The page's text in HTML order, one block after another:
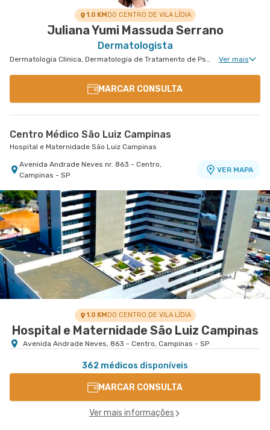
1.0 KMDO CENTRO DE VILA LÍDIA
Juliana Yumi Massuda Serrano
Dermatologista
Dermatologia Clinica, Dermatologia de Tratamento de Psoríase, Dermatologia Tratamento de Dermatite Atópica, Dermatologiatratamento de Urticária Crônica, Dermatologia de Tratamento de Hidradenite Ver mais
MARCAR CONSULTA
Centro Médico São Luiz Campinas
Hospital e Maternidade São Luiz Campinas
Avenida Andrade Neves nr. 863 - Centro,
Campinas - SP
VER MAPA
1.0 KMDO CENTRO DE VILA LÍDIA
Hospital e Maternidade São Luiz Campinas
Avenida Andrade Neves, 863 - Centro, Campinas - SP
362 médicos disponíveis
MARCAR CONSULTA
Ver mais informações